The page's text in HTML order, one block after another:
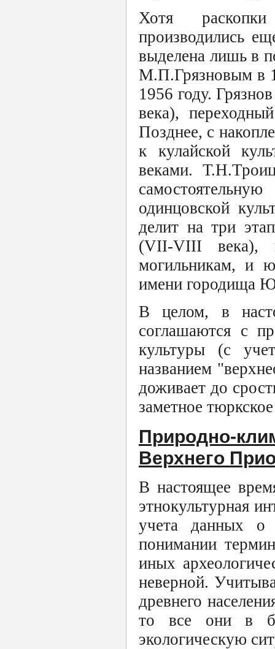
Хотя
производились
выделена лишь в
М.П.Грязновым в
1956 году.
века),
Позднее, с
к кулайской
веками.
одинцовской
делит на три
(VII-VIII века),
могильникам, и
имени городища
В целом, в
соглашаются с
культуры (с
названием
доживает до
заметное
Природно-
Верхнего
В настоящее
этнокультурная
учета данных о
понимании
иных
неверной.
древнего
то все они в
экологическую